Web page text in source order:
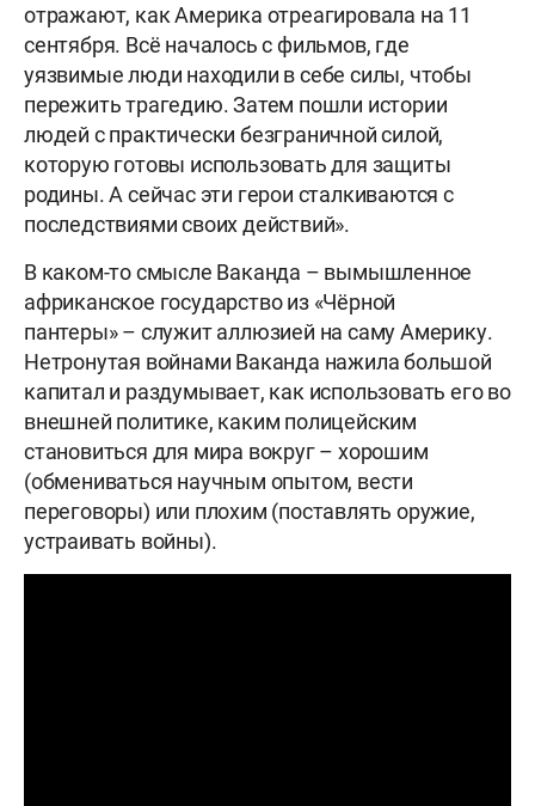
отражают, как Америка отреагировала на 11
сентября. Всё началось с фильмов, где
уязвимые люди находили в себе силы, чтобы
пережить трагедию. Затем пошли истории
людей с практически безграничной силой,
которую готовы использовать для защиты
родины. А сейчас эти герои сталкиваются с
последствиями своих действий».
В каком-то смысле Ваканда – вымышленное
африканское государство из «Чёрной
пантеры» – служит аллюзией на саму Америку.
Нетронутая войнами Ваканда нажила большой
капитал и раздумывает, как использовать его во
внешней политике, каким полицейским
становиться для мира вокруг – хорошим
(обмениваться научным опытом, вести
переговоры) или плохим (поставлять оружие,
устраивать войны).